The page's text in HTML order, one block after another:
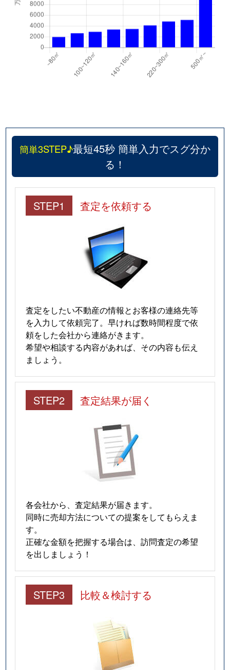
簡単3STEP♪最短45秒 簡単入力でスグ分か
る！
STEP1 査定を依頼する
査定をしたい不動産の情報とお客様の連絡先等
を入力して依頼完了。早ければ数時間程度で依
頼をした会社から連絡がきます。
希望や相談する内容があれば、その内容も伝え
ましょう。
STEP2 査定結果が届く
各会社から、査定結果が届きます。
同時に売却方法についての提案をしてもらえま
す。
正確な金額を把握する場合は、訪問査定の希望
を出しましょう！
STEP3 比較＆検討する